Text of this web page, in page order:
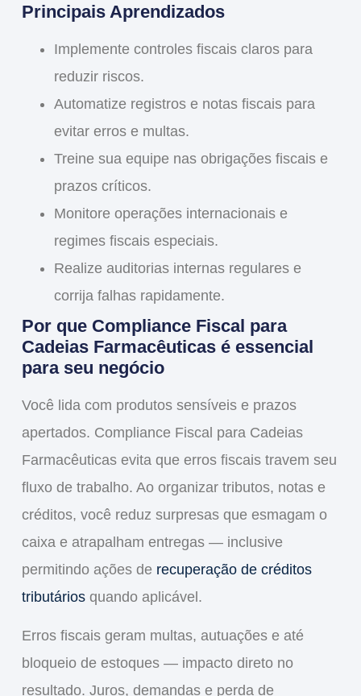
Principais Aprendizados
Implemente controles fiscais claros para
reduzir riscos.
Automatize registros e notas fiscais para
evitar erros e multas.
Treine sua equipe nas obrigações fiscais e
prazos críticos.
Monitore operações internacionais e
regimes fiscais especiais.
Realize auditorias internas regulares e
corrija falhas rapidamente.
Por que Compliance Fiscal para
Cadeias Farmacêuticasé essencial
para seu negócio
Você lida com produtos sensíveis e prazos
apertados. Compliance Fiscal para Cadeias
Farmacêuticasevita que erros fiscais travem seu
fluxo de trabalho. Ao organizar tributos, notas e
créditos, você reduz surpresas que esmagam o
caixa e atrapalham entregas — inclusive
permitindo ações de recuperação de créditos
tributáriosquando aplicável.
Erros fiscais geram multas, autuações e até
bloqueio de estoques — impacto direto no
resultado. Juros, demandas e perda de